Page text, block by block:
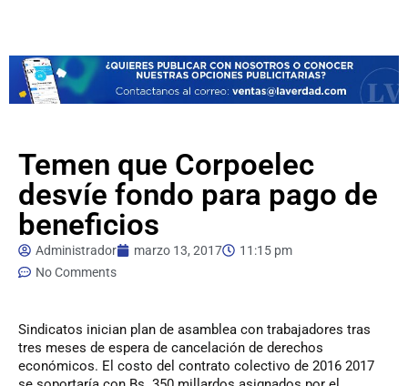
Temen que Corpoelec
desvíe fondo para pago de
beneficios
Administrador marzo 13, 2017
11:15 pm
No Comments
Sindicatos inician plan de asamblea con trabajadores tras
tres meses de espera de cancelación de derechos
económicos. El costo del contrato colectivo de 2016 2017